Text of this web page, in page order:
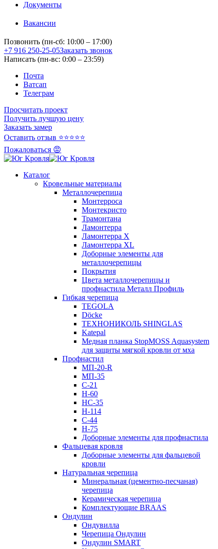
Документы
Вакансии
Позвонить (пн-сб: 10:00 – 17:00)
+7 916 250-25-05Заказать звонок
Написать (пн-вс: 0:00 – 23:59)
Почта
Ватсап
Телеграм
Просчитать проект
Получить лучшую цену
Заказать замер
Оставить отзыв ⭐⭐⭐⭐⭐
Пожаловаться 😡
Каталог
Кровельные материалы
Металлочерепица
Монтерроса
Монтекристо
Трамонтана
Ламонтерра
Ламонтерра X
Ламонтерра XL
Доборные элементы для
металлочерепицы
Покрытия
Цвета металлочерепицы и
профнастила Металл Профиль
Гибкая черепица
TEGOLA
Döcke
ТЕХНОНИКОЛЬ SHINGLAS
Katepal
Медная планка StopMOSS Aquasystem
для защиты мягкой кровли от мха
Профнастил
МП-20-R
МП-35
С-21
Н-60
НС-35
Н-114
С-44
Н-75
Доборные элементы для профнастила
Фальцевая кровля
Доборные элементы для фальцевой
кровли
Натуральная черепица
Минеральная (цементно-песчаная)
черепица
Керамическая черепица
Комплектующие BRAAS
Ондулин
Ондувилла
Черепица Ондулин
Ондулин SMART